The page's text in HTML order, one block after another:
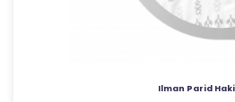
Ilman Parid